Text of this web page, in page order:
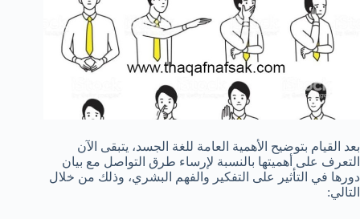
بعد القيام بتوضيح الأهمية العامة للغة الجسد، يتبقى الآن
التعرف على أهميتها بالنسبة لإرساء طرق التواصل مع بيان
دورها في التأثير على التفكير والفهم البشري، وذلك من خلال
التالي: